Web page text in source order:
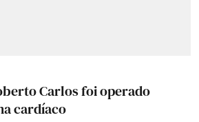
Carlos foi operado
cardíaco